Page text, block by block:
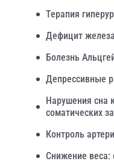
Терапия
Дефицит железа
Болезнь
Депрессивные
Нарушения сна
соматических
Контроль
Снижение веса: